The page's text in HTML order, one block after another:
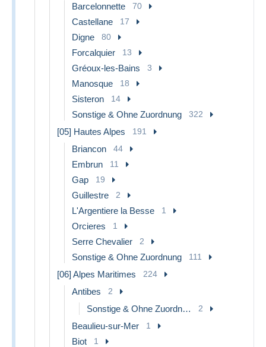
Barcelonnette 70
Castellane 17
Digne 80
Forcalquier 13
Gréoux-les-Bains 3
Manosque 18
Sisteron 14
Sonstige & Ohne Zuordnung 322
[05] Hautes Alpes 191
Briancon 44
Embrun 11
Gap 19
Guillestre 2
L'Argentiere la Besse 1
Orcieres 1
Serre Chevalier 2
Sonstige & Ohne Zuordnung 111
[06] Alpes Maritimes 224
Antibes 2
Sonstige & Ohne Zuordnung 2
Beaulieu-sur-Mer 1
Biot 1